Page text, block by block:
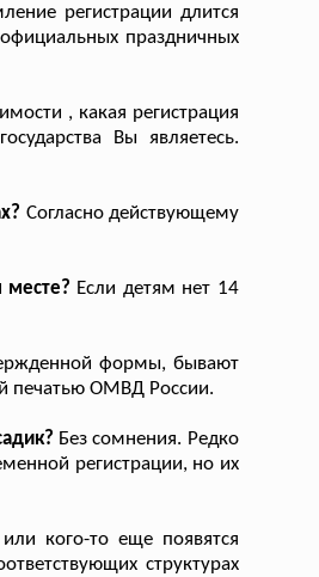
регистрации длится
праздничных
, какая регистрация
Вы являетесь.
Согласно действующему
месте? Если детям нет 14
формы, бывают
печатью ОМВД России.
Без сомнения. Редко
регистрации, но их
кого-то еще появятся
структурах